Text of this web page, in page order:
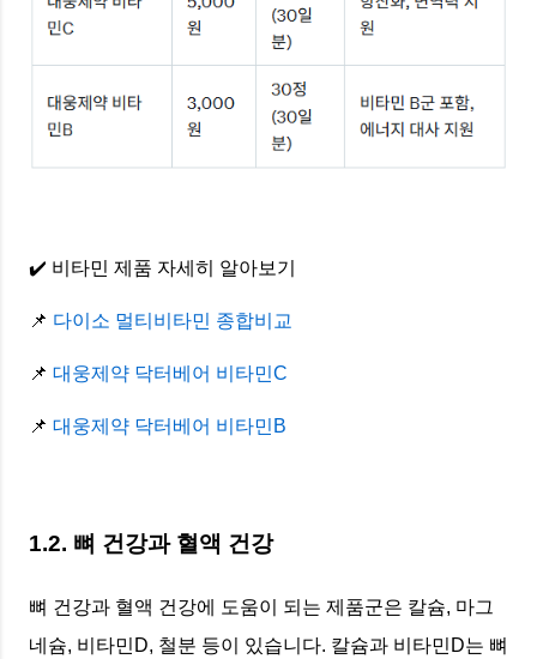
✔️ 비타민 제품 자세히 알아보기
📌 다이소 멀티비타민 종합비교
📌 대웅제약 닥터베어 비타민C
📌 대웅제약 닥터베어 비타민B
1.2. 뼈 건강과 혈액 건강
뼈 건강과 혈액 건강에 도움이 되는 제품군은 칼슘, 마그
네슘, 비타민D, 철분 등이 있습니다. 칼슘과 비타민D는 뼈